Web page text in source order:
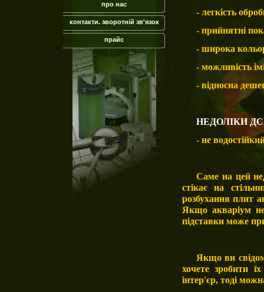
про нас
контакти. зворотній зв'язок
прайс
- легкість
- прийнятні
- широка
- можливість
- відносна
НЕДОЛІКИ
- не
Саме на цей
стікає на
розбухання плит
Якщо акваріум не
підставки може
Якщо ви
хочете зробити
інтер'єр, тоді